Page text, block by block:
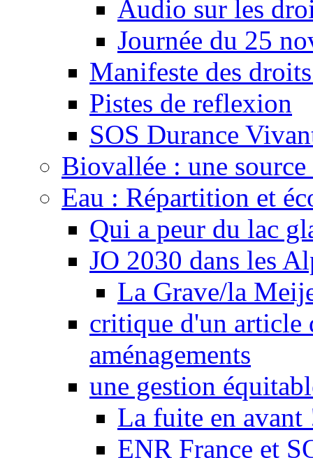
Audio sur les
Journée du 25
Manifeste des
Pistes de reflexion
SOS Durance
Biovallée : une
Eau : Répartition et
Qui a peur du lac
JO 2030 dans les
La Grave/la
critique d'un article
aménagements
une gestion
La fuite en avant
ENR France et